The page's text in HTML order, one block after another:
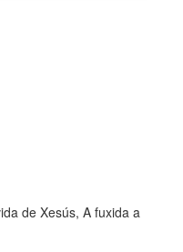
de Xesús, A fuxida a